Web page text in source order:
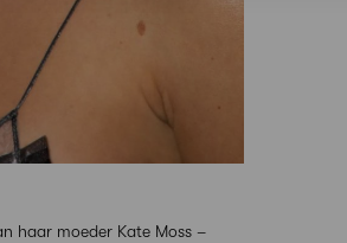
haar moeder Kate Moss –